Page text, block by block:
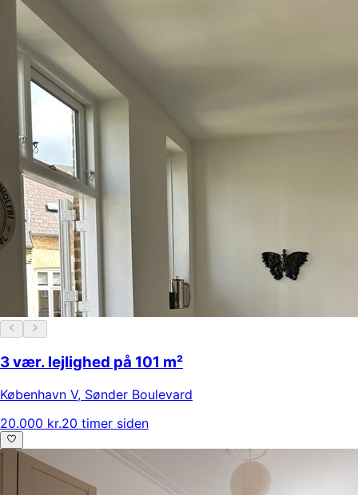
3 vær. lejlighed på 101 m²
København V, Sønder Boulevard
20.000 kr.20 timer siden